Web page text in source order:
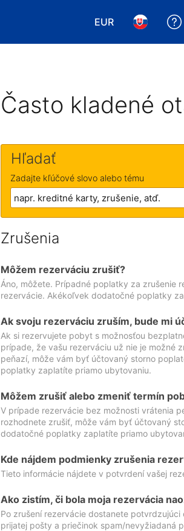
EUR
Vybrať menu.
Vybrať
Často kladené
Hľadať
Zadajte kľúčové slovo alebo tému
Zrušenia
Môžem rezerváciu zrušiť?
Áno, môžete. Prípadné poplatky za zrušenie
rezervácie. Akékoľvek dodatočné poplatky
Ak svoju rezerváciu zruším, bude mi
Ak si rezervujete pobyt s možnosťou
prípade, že vašu rezerváciu už nie je možné
peňazí, môže vám byť účtovaný storno
poplatky zaplatíte priamo ubytovaniu.
Môžem zrušiť alebo zmeniť termín
V prípade rezervácie bez možnosti vrátenia
rozhodnete zrušiť, môže vám byť účtovaný
dodatočné poplatky zaplatíte priamo
Kde nájdem podmienky zrušenia
Tieto informácie nájdete v potvrdení vašej
Ako zistím, či bola moja rezervácia
Po zrušení rezervácie dostanete
prijatej pošty a priečinok spam/nevyžiadaná